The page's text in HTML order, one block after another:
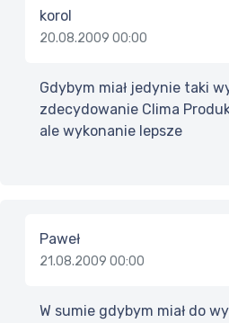
korol
20.08.2009 00:00
Gdybym miał jedynie taki
zdecydowanie Clima
ale wykonanie lepsze
Paweł
21.08.2009 00:00
W sumie gdybym miał do